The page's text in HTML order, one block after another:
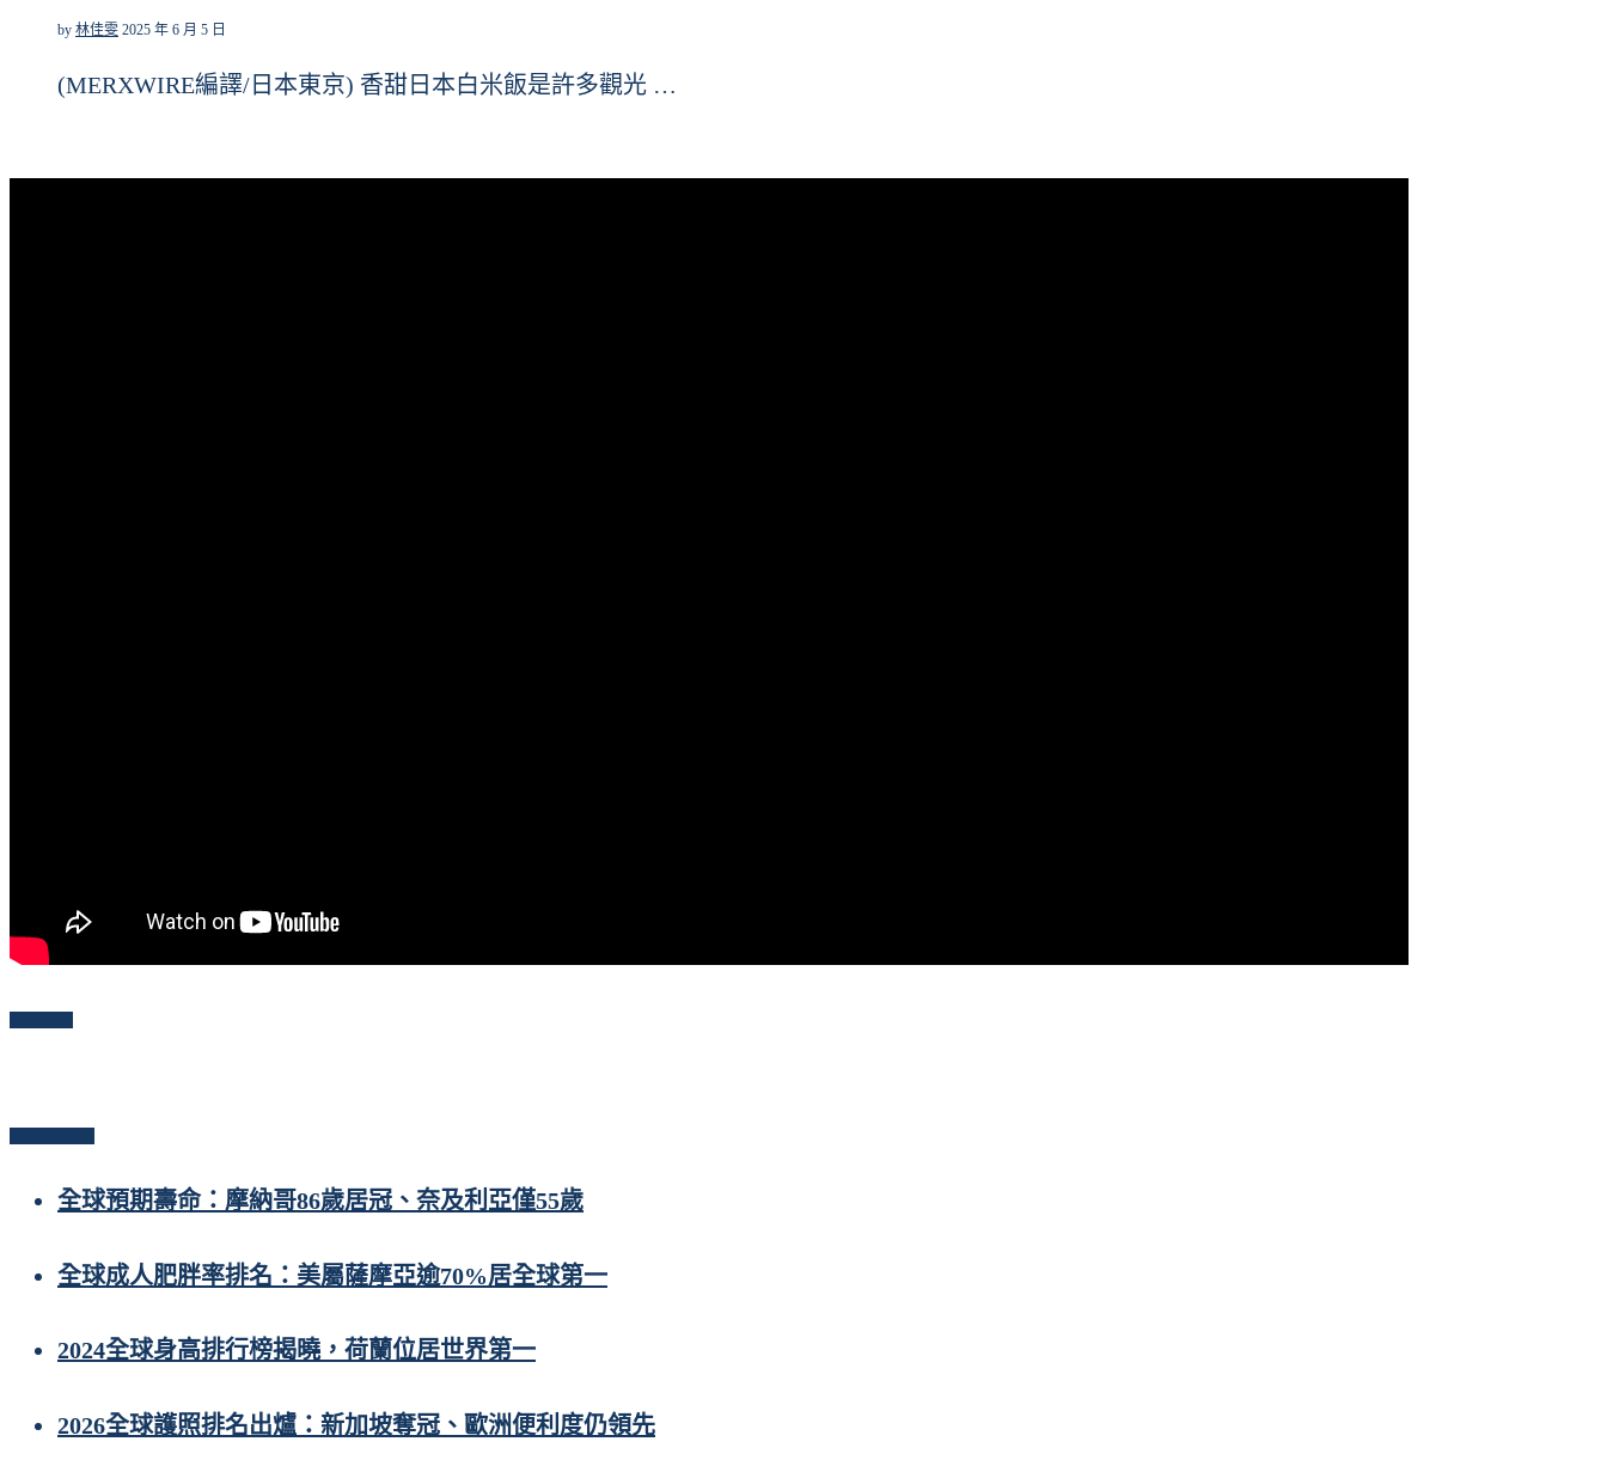
by 林佳雯 2025 年 6 月 5 日
(MERXWIRE編譯/日本東京) 香甜日本白米飯是許多觀光 …
全球預期壽命：摩納哥86歲居冠、奈及利亞僅55歲
全球成人肥胖率排名：美屬薩摩亞逾70%居全球第一
2024全球身高排行榜揭曉，荷蘭位居世界第一
2026全球護照排名出爐：新加坡奪冠、歐洲便利度仍領先